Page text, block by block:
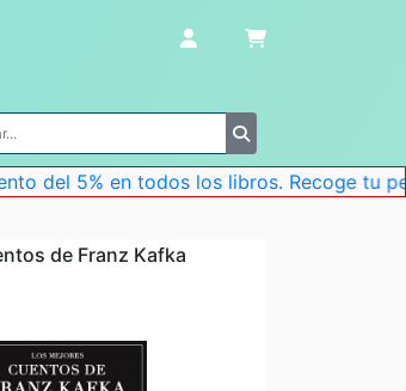
5% en todos los libros. Recoge tu pedido
de Franz Kafka